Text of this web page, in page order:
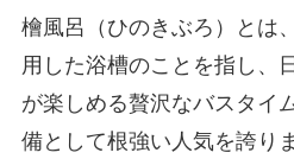
檜風呂（ひのきぶろ）とは
用した浴槽のことを指し、
が楽しめる贅沢なバスタイ
備として根強い人気を誇り